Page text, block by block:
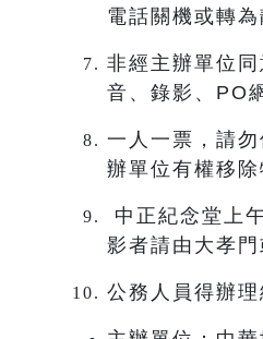
電話關機或轉為
非經主辦單位
音、錄影、PO
一人一票，請
辦單位有權移除
中正紀念堂上
影者請由大孝門
公務人員得辦理